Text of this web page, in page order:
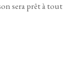
sera prêt à tout